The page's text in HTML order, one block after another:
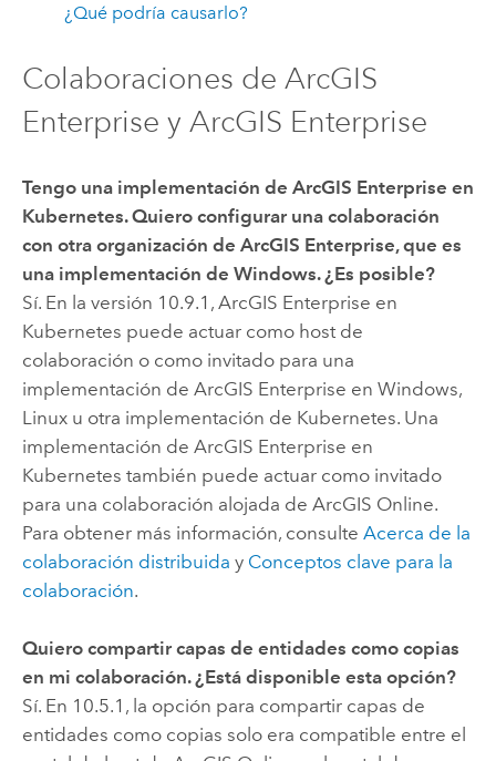
¿Qué podría causarlo?
Colaboraciones de ArcGIS
Enterprise y ArcGIS Enterprise
Tengo una implementación de ArcGIS Enterprise en
Kubernetes. Quiero configurar una colaboración
con otra organización de ArcGIS Enterprise, que es
una implementación de Windows. ¿Es posible?
Sí. En la versión 10.9.1, ArcGIS Enterprise en
Kubernetes puede actuar como host de
colaboración o como invitado para una
implementación de ArcGIS Enterprise en Windows,
Linuxu otra implementación de Kubernetes. Una
implementación de ArcGIS Enterprise en
Kubernetes también puede actuar como invitado
para una colaboración alojada de ArcGIS Online.
Para obtener más información, consulte Acerca de la
colaboración distribuida y Conceptos clave para la
colaboración.
Quiero compartir capas de entidades como copias
en mi colaboración. ¿Está disponible esta opción?
Sí. En 10.5.1 , la opción para compartir capas de
entidades como copias solo era compatible entre el